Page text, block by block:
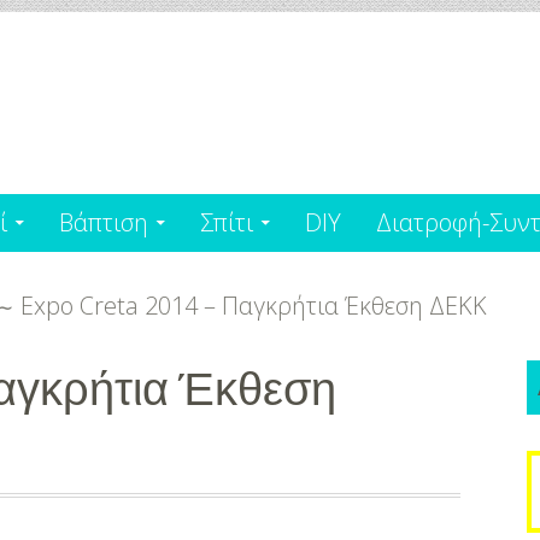
Βάπτιση Σπίτι DIY Διατροφή-
Expo Creta 2014 – Παγκρήτια Έκθεση ΔΕΚΚ
Έκθεση